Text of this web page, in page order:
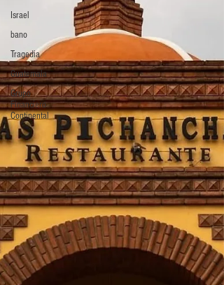
Israel
bano
Tragedia
Guatemala
Grupo
Financiero
Continental